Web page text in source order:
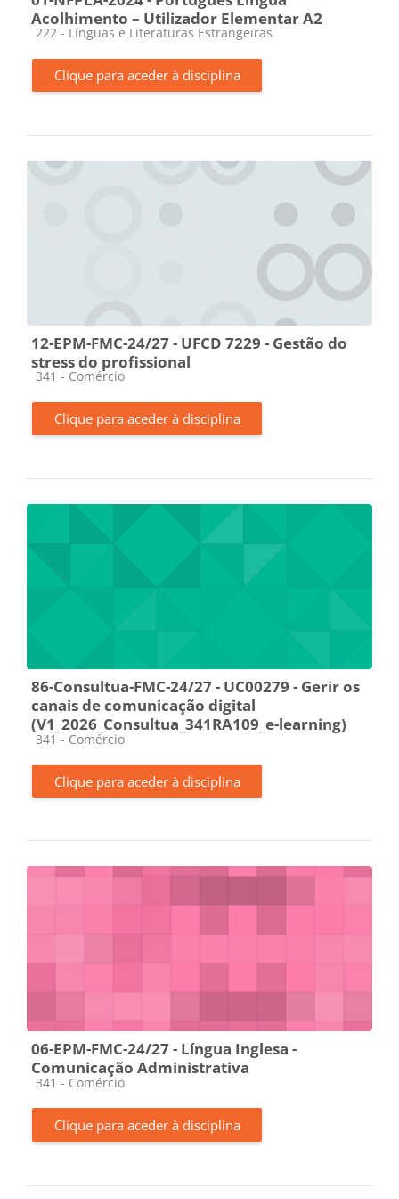
Acolhimento – Utilizador Elementar A2
Categoria da disciplina
222 - Línguas e Literaturas Estrangeiras
Clique para aceder à disciplina
12-EPM-FMC-24/27 - UFCD 7229 - Gestão do
stress do profissional
Categoria da disciplina
341 - Comércio
Clique para aceder à disciplina
86-Consultua-FMC-24/27 - UC00279 - Gerir os
canais de comunicação digital
(V1_2026_Consultua_341RA109_e-learning)
Categoria da disciplina
341 - Comércio
Clique para aceder à disciplina
06-EPM-FMC-24/27 - Língua Inglesa -
Comunicação Administrativa
Categoria da disciplina
341 - Comércio
Clique para aceder à disciplina